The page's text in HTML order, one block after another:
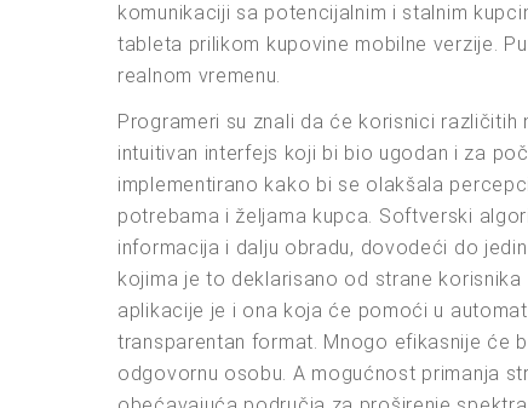
komunikaciji sa potencijalnim i stalnim
tableta prilikom kupovine mobilne verzije.
realnom vremenu.
Programeri su znali da će korisnici
intuitivan interfejs koji bi bio ugodan i za
implementirano kako bi se olakšala
potrebama i željama kupca. Softverski
informacija i dalju obradu, dovodeći do
kojima je to deklarisano od strane
aplikacije je i ona koja će pomoći u
transparentan format. Mnogo efikasnije će
odgovornu osobu. A mogućnost primanja